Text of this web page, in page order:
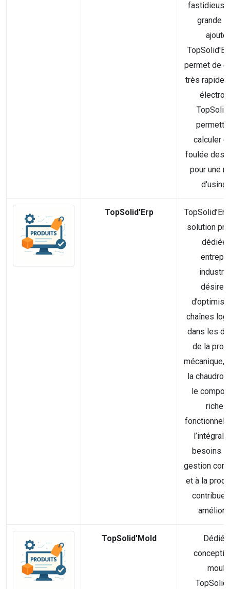
grande
permet de
très
calculer
foulée des
pour une
TopSolid'Erp
solution
dédiée
chaînes
dans les
de la
mécanique,
la
le
besoins
gestion
et à la
contribue
TopSolid'Mold
Dédié